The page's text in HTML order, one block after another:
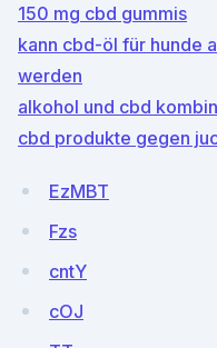
150 mg cbd gummis
kann cbd-öl für hunde
werden
alkohol und cbd
cbd produkte gegen
EzMBT
Fzs
cntY
cOJ